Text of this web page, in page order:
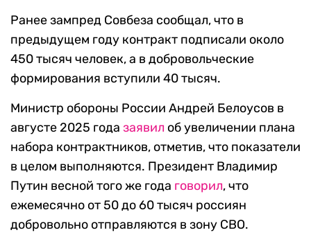
Ранее зампред Совбеза сообщал, что в
предыдущем году контракт подписали около
450 тысяч человек, а в добровольческие
формирования вступили 40 тысяч.
Министр обороны России Андрей Белоусов в
августе 2025 года заявил об увеличении плана
набора контрактников, отметив, что показатели
в целом выполняются. Президент Владимир
Путин весной того же года говорил, что
ежемесячно от 50 до 60 тысяч россиян
добровольно отправляются в зону СВО.